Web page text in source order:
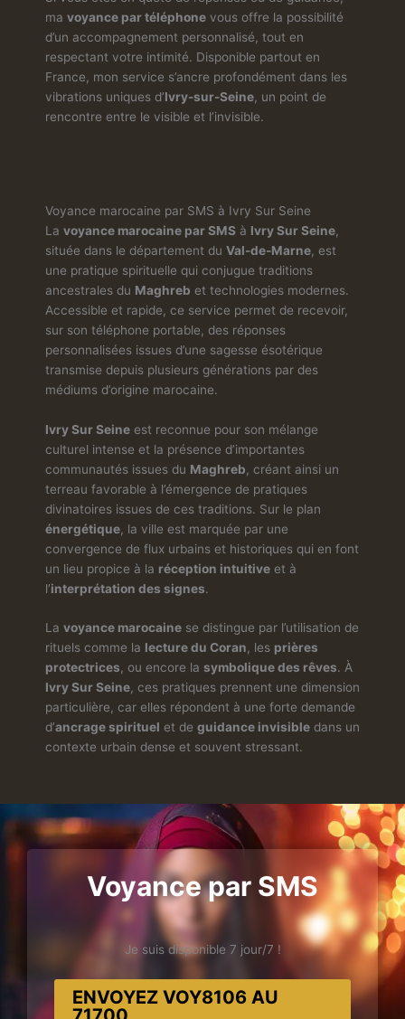
ma voyance par téléphone vous offre la possibilité
d’un accompagnement personnalisé, tout en
respectant votre intimité. Disponible partout en
France, mon service s’ancre profondément dans les
vibrations uniques d’Ivry-sur-Seine , un point de
rencontre entre le visible et l’invisible.
Voyance marocaine par SMS à Ivry Sur Seine
La voyance marocaine par SMS à Ivry Sur Seine
située dans le département du Val-de-Marne , est
une pratique spirituelle qui conjugue traditions
ancestrales du Maghreb et technologies modernes.
Accessible et rapide, ce service permet de recevoir,
sur son téléphone portable, des réponses
personnalisées issues d’une sagesse ésotérique
transmise depuis plusieurs générations par des
médiums d’origine marocaine.
Ivry Sur Seine est reconnue pour son mélange
culturel intense et la présence d’importantes
communautés issues du Maghreb , créant ainsi un
terreau favorable à l’émergence de pratiques
divinatoires issues de ces traditions. Sur le plan
énergétique , la ville est marquée par une
convergence de flux urbains et historiques qui en font
un lieu propice à la réception intuitive et à
l’interprétation des signes.
La voyance marocaine se distingue par l’utilisation de
rituels comme la lecture du Coran, les prières
protectrices, ou encore la symbolique des rêves. À
Ivry Sur Seine, ces pratiques prennent une dimension
particulière, car elles répondent à une forte demande
d’ancrage spirituel et de guidance invisible dans un
contexte urbain dense et souvent stressant.
Voyance par SMS
Je suis disponible 7 jour/7 !
ENVOYEZ VOY8106 AU